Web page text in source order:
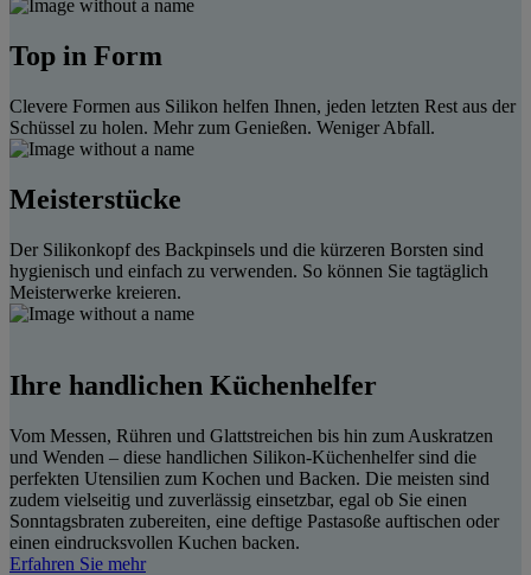
Top in Form
Clevere Formen aus Silikon helfen Ihnen, jeden letzten Rest aus der
Schüssel zu holen. Mehr zum Genießen. Weniger Abfall.
Meisterstücke
Der Silikonkopf des Backpinsels und die kürzeren Borsten sind
hygienisch und einfach zu verwenden. So können Sie tagtäglich
Meisterwerke kreieren.
Ihre handlichen Küchenhelfer
Vom Messen, Rühren und Glattstreichen bis hin zum Auskratzen
und Wenden – diese handlichen Silikon-Küchenhelfer sind die
perfekten Utensilien zum Kochen und Backen. Die meisten sind
zudem vielseitig und zuverlässig einsetzbar, egal ob Sie einen
Sonntagsbraten zubereiten, eine deftige Pastasoße auftischen oder
einen eindrucksvollen Kuchen backen.
Erfahren Sie mehr